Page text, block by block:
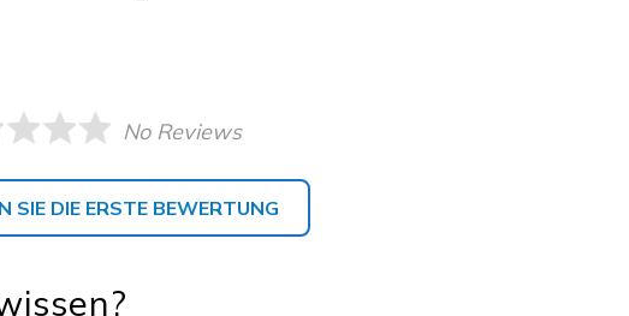
No Reviews
SIE DIE ERSTE BEWERTUNG